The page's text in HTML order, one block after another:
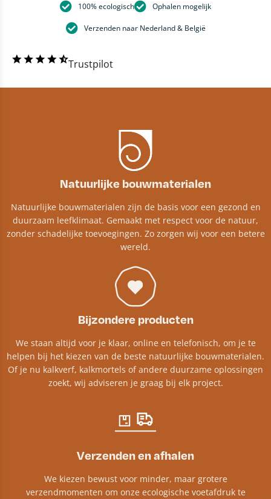
100% ecologisch Ophalen mogelijk
Verzenden naar Nederland & België
Trustpilot
Natuurlijke bouwmaterialen
Natuurlijke bouwmaterialen zijn de basis voor een gezond en
duurzaam leefklimaat. Gemaakt met respect voor de natuur,
zonder schadelijke toevoegingen. Zo zorgen wij voor een betere
wereld.
Bijzondere producten
We staan altijd voor je klaar, online en telefonisch, om je te
helpen bij het kiezen van de beste natuurlijke bouwmaterialen.
Of je nu kalkverf, kalkmortels of andere duurzame oplossingen
zoekt, wij adviseren je graag bij elk project.​
Verzenden en afhalen
We kiezen bewust voor minder, maar grotere
verzendmomenten om onze ecologische voetafdruk te